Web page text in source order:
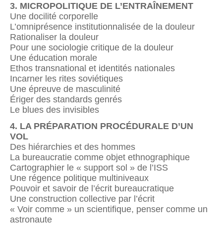
3. MICROPOLITIQUE DE L’ENTRAÎNEMENT
Une docilité corporelle
L’omniprésence institutionnalisée de la douleur
Rationaliser la douleur
Pour une sociologie critique de la douleur
Une éducation morale
Ethos transnational et identités nationales
Incarner les rites soviétiques
Une épreuve de masculinité
Ériger des standards genrés
Le blues des invisibles
4. LA PRÉPARATION PROCÉDURALE D’UN
VOL
Des hiérarchies et des hommes
La bureaucratie comme objet ethnographique
Cartographier le « support sol » de l’ISS
Une régence politique multiniveaux
Pouvoir et savoir de l’écrit bureaucratique
Une construction collective par l’écrit
« Voir comme » un scientifique, penser comme un
astronaute